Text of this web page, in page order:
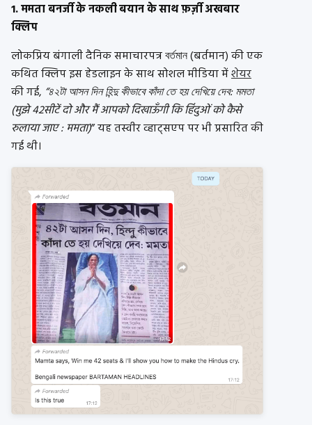
1. ममता बनर्जी के नकली बयान के साथ फ़र्ज़ी अखबार
क्लिप
लोकप्रिय बंगाली दैनिक समाचारपत्र বর্তমান (बर्तमान) की एक
कथित क्लिप इस हेडलाइन के साथ सोशल मीडिया मेंशेयर
की गई, “৪২টা আসন দিন হিন্দু কীভাবে কাঁদা তে হয় দেখিয়ে দেব: মমতা
(मुझे 42सीटें दो और मैं आपको दिखाऊँगी कि हिंदुओं को कैसे
रुलाया जाए : ममता)” यह तस्वीर व्हाट्सएप पर भी प्रसारित की
गई थी।